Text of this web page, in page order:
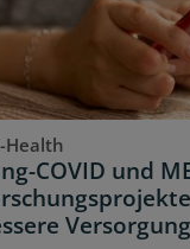
Health
COVID und
Versorgung